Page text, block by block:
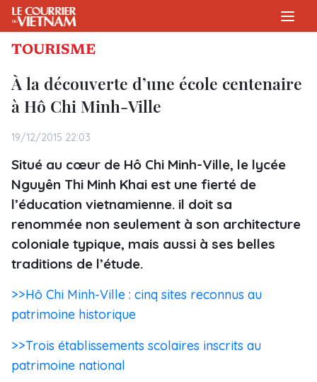
TOURISME
À la découverte d’une école centenaire
à Hô Chi Minh-Ville
19/12/2015 22:03
Situé au cœur de Hô Chi Minh-Ville, le lycée
Nguyên Thi Minh Khai est une fierté de
l’éducation vietnamienne. il doit sa
renommée non seulement à son architecture
coloniale typique, mais aussi à ses belles
traditions de l’étude.
>>Hô Chi Minh-Ville : cinq sites reconnus au
patrimoine historique
>>Trois établissements scolaires inscrits au
patrimoine national